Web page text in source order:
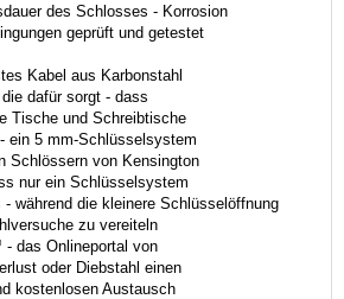
des Schlosses - Korrosion
geprüft und getestet
Kabel aus Karbonstahl
dafür sorgt - dass
Tische und Schreibtische
ein 5 mm-Schlüsselsystem
Schlössern von Kensington
nur ein Schlüsselsystem
während die kleinere Schlüsselöffnung
zu vereiteln
das Onlineportal von
oder Diebstahl einen
kostenlosen Austausch